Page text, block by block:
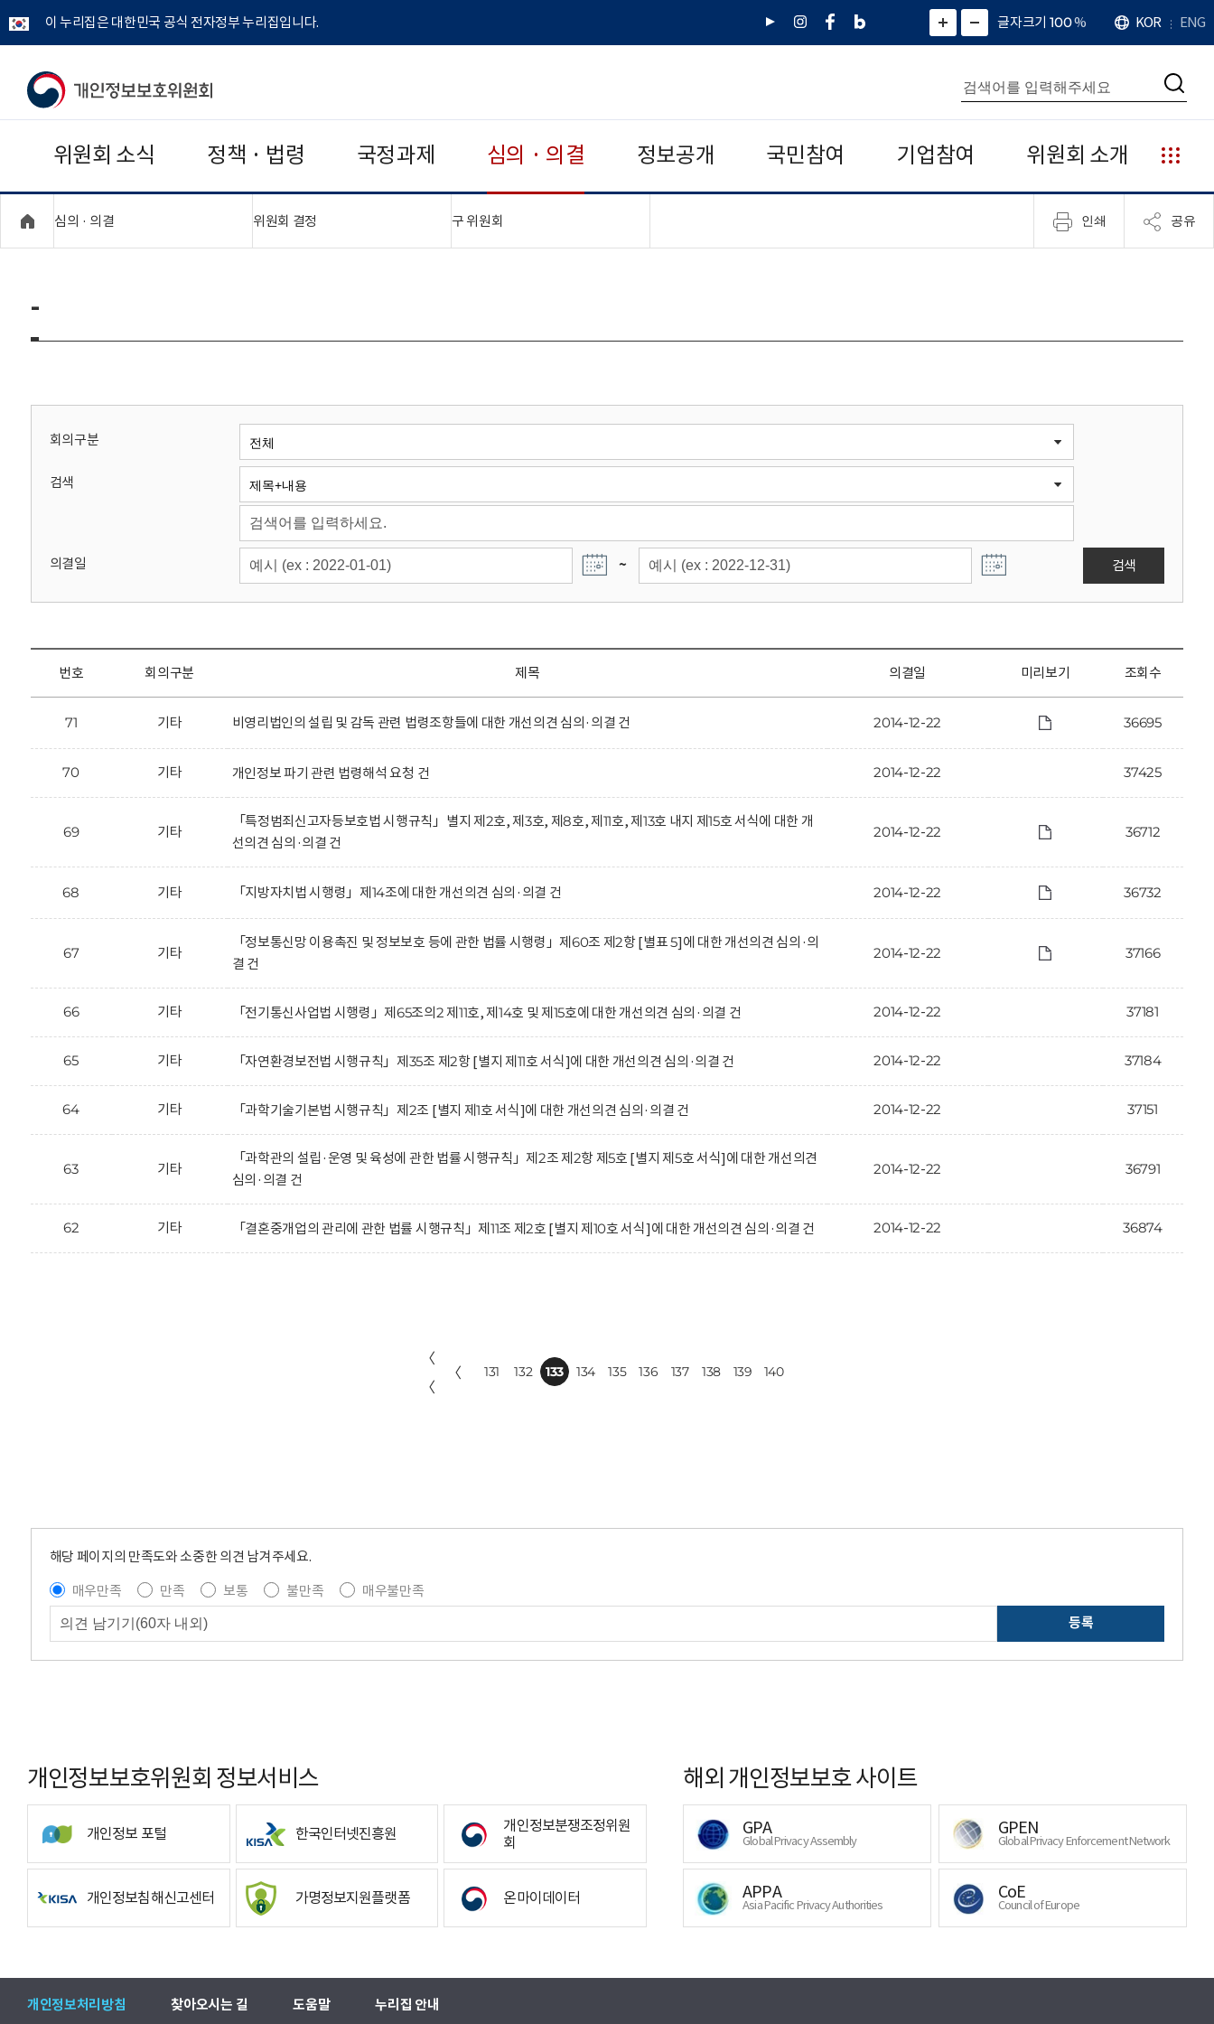
이 누리집은 대한민국 공식 전자정부 누리집입니다.
유
인
페
네
그
)
화
면
면
소
확
대
치
글자크기 100%
언
어
KOR ENG
개
보
보
위
회
통
합
검
색
검
위원회 소식 정책 · 법령 국정과제 심의 · 의결 정보공개 국민참여 기업참여 위원회 소개
누
리
집
안
심의 · 의결 위원회 결정 구 위원회 인쇄 공유
-
회의구분
검색
의결일 ~ 검색
번호 회의구분 제목 의결일 미리보기 조회수
71 기타 비영리법인의 설립 및 감독 관련 법령조항들에 대한 개선의견 심의·의결 건 2014-12-22 36695
70 기타 개인정보 파기 관련 법령해석 요청 건 2014-12-22 37425
69 기타
「특정범죄신고자등보호법 시행규칙」별지 제2호, 제3호, 제8호, 제11호, 제13호 내지 제15호 서식에 대한 개
선의견 심의·의결 건
2014-12-22 36712
68 기타 「지방자치법 시행령」제14조에 대한 개선의견 심의·의결 건 2014-12-22 36732
67 기타
「정보통신망 이용촉진 및 정보보호 등에 관한 법률 시행령」제60조 제2항 [별표 5]에 대한 개선의견 심의·의
결 건
2014-12-22 37166
66 기타 「전기통신사업법 시행령」제65조의2 제11호, 제14호 및 제15호에 대한 개선의견 심의·의결 건 2014-12-22 37181
65 기타 「자연환경보전법 시행규칙」제35조 제2항 [별지 제11호 서식]에 대한 개선의견 심의·의결 건 2014-12-22 37184
64 기타 「과학기술기본법 시행규칙」제2조 [별지 제1호 서식]에 대한 개선의견 심의·의결 건 2014-12-22 37151
63 기타
「과학관의 설립·운영 및 육성에 관한 법률 시행규칙」제2조 제2항 제5호 [별지 제5호 서식]에 대한 개선의견
심의·의결 건
2014-12-22 36791
62 기타 「결혼중개업의 관리에 관한 법률 시행규칙」제11조 제2호 [별지 제10호 서식]에 대한 개선의견 심의·의결 건 2014-12-22 36874
〈
〈
〈 131 132 133 134 135 136 137 138 139 140
해당 페이지의 만족도와 소중한 의견 남겨주세요.
매우만족
만족 보통 불만족
매우불만족
등록
개인정보보호위원회 정보서비스
개인정보 포털 한국인터넷진흥원
개인정보분쟁조정위원
회
개인정보침해신고센터 가명정보지원플랫폼 온마이데이터
해외 개인정보보호 사이트
GPA
Global Privacy Assembly
GPEN
Global Privacy Enforcement Network
APPA
Asia Pacific Privacy Authorities
CoE
Council of Europe
개인정보처리방침 찾아오시는 길 도움말 누리집 안내